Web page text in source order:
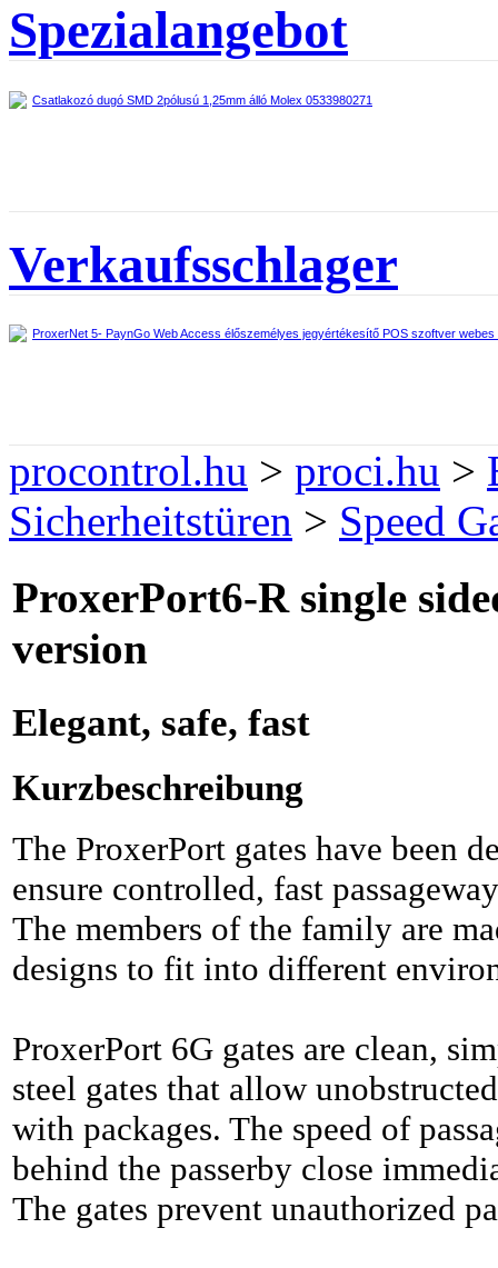
Spezialangebot
Csatlakozó dugó SMD 2pólusú 1,25mm álló Molex 0533980271
Verkaufsschlager
ProxerNet 5- PaynGo Web Access élőszemélyes jegyértékesítő POS szoftver webes
procontrol.hu > proci.hu >
Sicherheitstüren > Speed
ProxerPort6-R single
version
Elegant, safe, fast
Kurzbeschreibung
The ProxerPort gates have been
ensure controlled, fast
The members of the family are
designs to fit into different
ProxerPort 6G gates are clean,
steel gates that allow
with packages. The speed of
behind the passerby close
The gates prevent unauthorized